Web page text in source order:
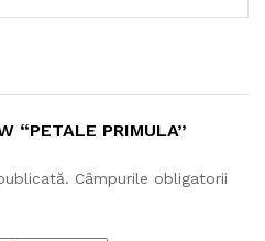
“PETALE PRIMULA”
Câmpurile obligatorii